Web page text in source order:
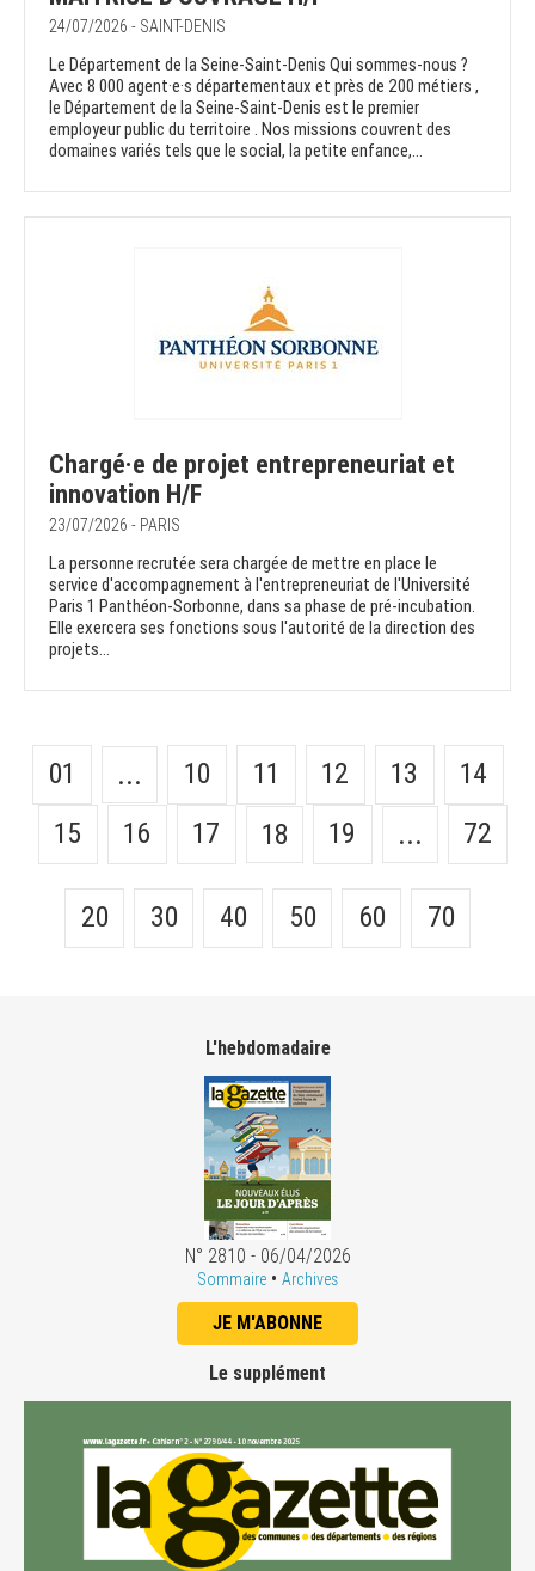
24/07/2026 - SAINT-DENIS
Le Département de la Seine-Saint-Denis Qui sommes-nous ?
Avec 8 000 agent·e·s départementaux et près de 200 métiers ,
le Département de la Seine-Saint-Denis est le premier
employeur public du territoire . Nos missions couvrent des
domaines variés tels que le social, la petite enfance,...
Chargé·e de projet entrepreneuriat et
innovation H/F
23/07/2026 - PARIS
La personne recrutée sera chargée de mettre en place le
service d'accompagnement à l'entrepreneuriat de l'Université
Paris 1 Panthéon-Sorbonne, dans sa phase de pré-incubation.
Elle exercera ses fonctions sous l'autorité de la direction des
projets...
01 ... 10 11 12 13
14
15
16 17 18 19 ... 72
20 30 40 50 60 70
L'hebdomadaire
N° 2810 - 06/04/2026
Sommaire • Archives
JE M'ABONNE
Le supplément